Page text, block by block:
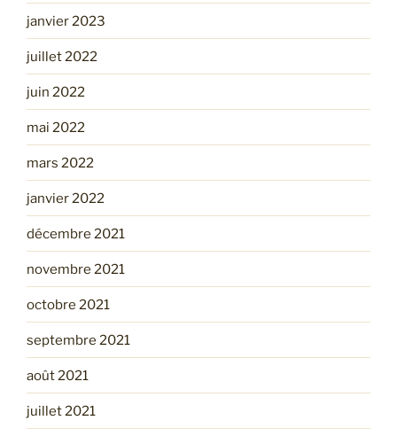
janvier 2023
juillet 2022
juin 2022
mai 2022
mars 2022
janvier 2022
décembre 2021
novembre 2021
octobre 2021
septembre 2021
août 2021
juillet 2021